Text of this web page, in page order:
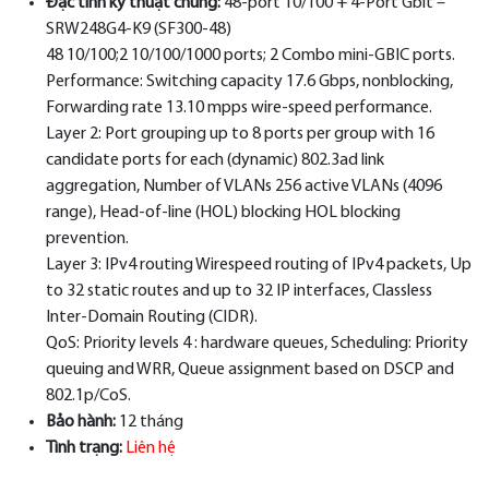
SRW248G4-K9 (SF300-48)
48 10/100;2 10/100/1000 ports; 2 Combo mini-GBIC ports.
Performance: Switching capacity 17.6 Gbps, nonblocking,
Forwarding rate 13.10 mpps wire-speed performance.
Layer 2: Port grouping up to 8 ports per group with 16
candidate ports for each (dynamic) 802.3ad link
aggregation, Number of VLANs 256 active VLANs (4096
range), Head-of-line (HOL) blocking HOL blocking
prevention.
Layer 3: IPv4 routing Wirespeed routing of IPv4 packets, Up
to 32 static routes and up to 32 IP interfaces, Classless
Inter-Domain Routing (CIDR).
QoS: Priority levels 4 : hardware queues, Scheduling: Priority
queuing and WRR, Queue assignment based on DSCP and
802.1p/CoS.
Bảo hành: 12 tháng
Tình trạng: Liên hệ